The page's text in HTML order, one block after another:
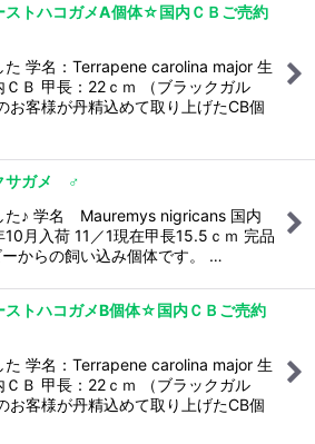
ストハコガメA個体☆国内ＣＢご売約
た 学名：Terrapene carolina major 生
ＣＢ 甲長：22ｃｍ （ブラックガル
お客様が丹精込めて取り上げたCB個
サガメ ♂
た♪ 学名 Mauremys nigricans 国内
月入荷 11／1現在甲長15.5ｃｍ 完品
ーからの飼い込み個体です。 …
ストハコガメB個体☆国内ＣＢご売約
た 学名：Terrapene carolina major 生
ＣＢ 甲長：22ｃｍ （ブラックガル
お客様が丹精込めて取り上げたCB個